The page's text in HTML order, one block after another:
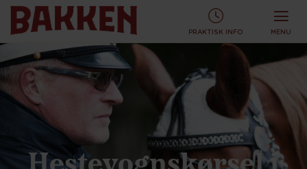
Hestevognskørsel i
PRAKTISK INFO MENU
KØB TURBÅND ONLINE OG SPAR! KØB ONLINE